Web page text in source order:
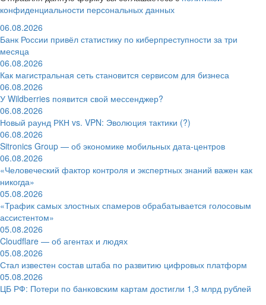
конфиденциальности персональных данных
06.08.2026
Банк России привёл статистику по киберпреступности за три
месяца
06.08.2026
Как магистральная сеть становится сервисом для бизнеса
06.08.2026
У Wildberries появится свой мессенджер?
06.08.2026
Новый раунд РКН vs. VPN: Эволюция тактики (?)
06.08.2026
Sitronics Group — об экономике мобильных дата-центров
06.08.2026
«Человеческий фактор контроля и экспертных знаний важен как
никогда»
05.08.2026
«Трафик самых злостных спамеров обрабатывается голосовым
ассистентом»
05.08.2026
Cloudflare — об агентах и людях
05.08.2026
Стал известен состав штаба по развитию цифровых платформ
05.08.2026
ЦБ РФ: Потери по банковским картам достигли 1,3 млрд рублей